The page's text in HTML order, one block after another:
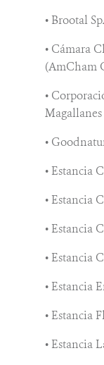
• Brootal
• Cámara
(AmCham
•
Magallanes
•
• Estancia
• Estancia
• Estancia
• Estancia
• Estancia
• Estancia
• Estancia